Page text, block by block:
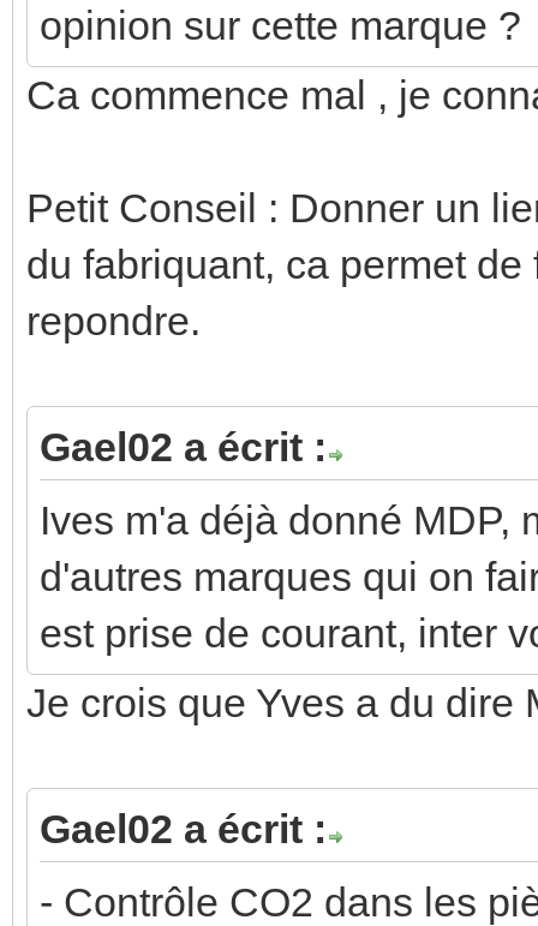
opinion sur cette marque ?
Ca commence mal , je
Petit Conseil : Donner un
du fabriquant, ca permet
repondre.
Gael02 a écrit :
Ives m'a déjà donné MDP,
d'autres marques qui on
est prise de courant, inter
Je crois que Yves a du dire
Gael02 a écrit :
- Contrôle CO2 dans les